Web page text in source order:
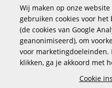
Veilig en
Wij maken op onze
gebruiken cookies voor
(de cookies van Google
geanonimiseerd), om
voor marketingdoeleinden.
klikken, ga je akkoord met
Cookie